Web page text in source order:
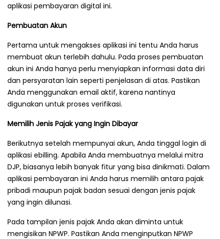
aplikasi pembayaran digital ini.
Pembuatan Akun
Pertama untuk mengakses aplikasi ini tentu Anda harus
membuat akun terlebih dahulu. Pada proses pembuatan
akun ini Anda hanya perlu menyiapkan informasi data diri
dan persyaratan lain seperti penjelasan di atas. Pastikan
Anda menggunakan email aktif, karena nantinya
digunakan untuk proses verifikasi.
Memilih Jenis Pajak yang Ingin Dibayar
Berikutnya setelah mempunyai akun, Anda tinggal login di
aplikasi ebilling. Apabila Anda membuatnya melalui mitra
DJP, biasanya lebih banyak fitur yang bisa dinikmati. Dalam
aplikasi pembayaran ini Anda harus memilih antara pajak
pribadi maupun pajak badan sesuai dengan jenis pajak
yang ingin dilunasi.
Pada tampilan jenis pajak Anda akan diminta untuk
mengisikan NPWP. Pastikan Anda menginputkan NPWP